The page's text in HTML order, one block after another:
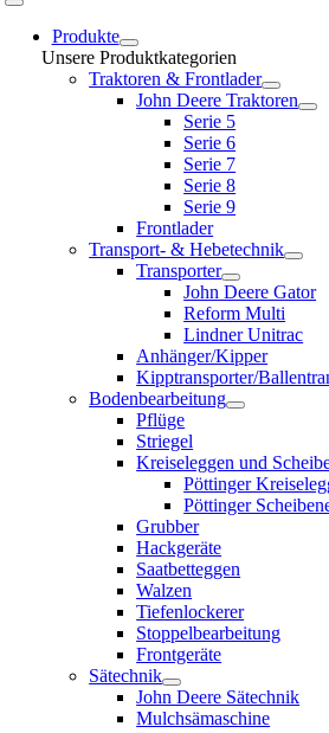
Toggle
NavigationProdukte
Unsere Produktkategorien
Traktoren & Frontlader
John Deere Traktoren
Serie 5
Serie 6
Serie 7
Serie 8
Serie 9
Frontlader
Transport- & Hebetechnik
Transporter
John Deere Gator
Reform Multi
Lindner Unitrac
Anhänger/Kipper
Kipptransporter/
Bodenbearbeitung
Pflüge
Striegel
Kreiseleggen und
Pöttinger
Pöttinger
Grubber
Hackgeräte
Saatbetteggen
Walzen
Tiefenlockerer
Stoppelbearbeitung
Frontgeräte
Sätechnik
John Deere Sätechnik
Mulchsämaschine